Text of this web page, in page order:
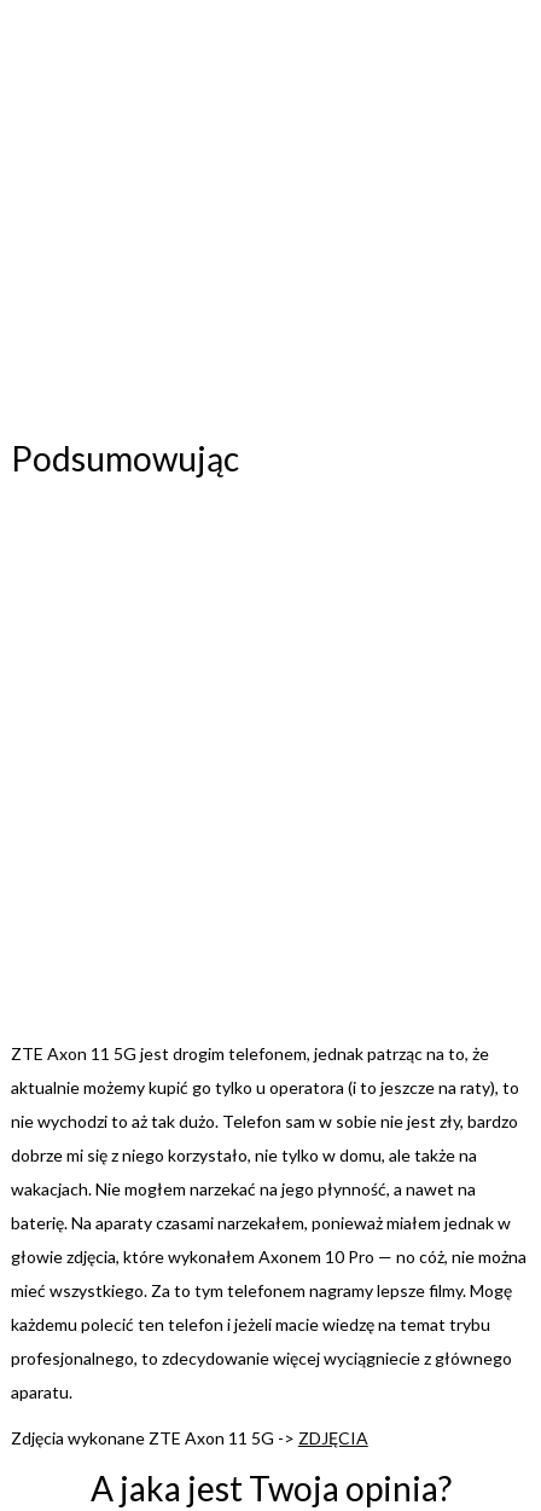
Podsumowując
ZTE Axon 11 5G jest drogim telefonem, jednak patrząc na to, że
aktualnie możemy kupić go tylko u operatora (i to jeszcze na raty), to
nie wychodzi to aż tak dużo. Telefon sam w sobie nie jest zły, bardzo
dobrze mi się z niego korzystało, nie tylko w domu, ale także na
wakacjach. Nie mogłem narzekać na jego płynność, a nawet na
baterię. Na aparaty czasami narzekałem, ponieważ miałem jednak w
głowie zdjęcia, które wykonałem Axonem 10 Pro — no cóż, nie można
mieć wszystkiego. Za to tym telefonem nagramy lepsze filmy. Mogę
każdemu polecić ten telefon i jeżeli macie wiedzę na temat trybu
profesjonalnego, to zdecydowanie więcej wyciągniecie z głównego
aparatu.
Zdjęcia wykonane ZTE Axon 11 5G -> ZDJĘCIA
A jaka jest Twoja opinia?